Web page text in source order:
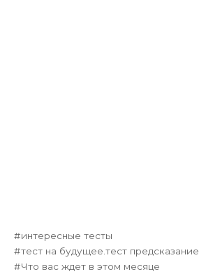
интересные тесты
тест на будущее.тест предсказание
Что вас ждет в этом месяце